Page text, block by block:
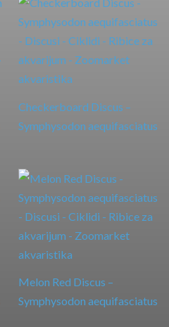
Checkerboard Discus –
Symphysodon aequifasciatus
Melon Red Discus –
Symphysodon aequifasciatus